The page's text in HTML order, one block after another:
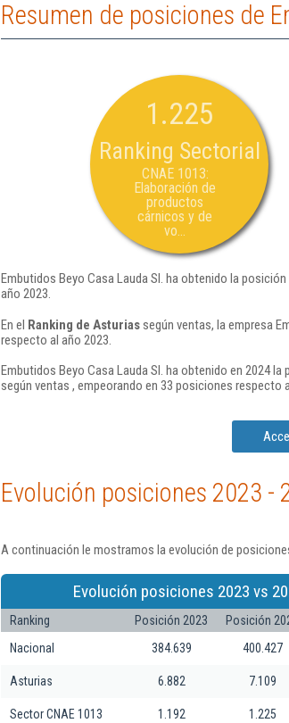
Resumen de posiciones de
1.225
Ranking Sectorial
CNAE 1013:
Elaboración de
productos
cárnicos y de
vo...
Embutidos Beyo Casa Lauda Sl. ha obtenido la posición
año 2023.
En el Ranking de Asturiassegún ventas, la empresa
respecto al año 2023.
Embutidos Beyo Casa Lauda Sl. ha obtenido en 2024 la
según ventas , empeorando en 33 posiciones respecto
Evolución posiciones 2023 -
A continuación le mostramos la evolución de
Evolución posiciones 2023 vs
Ranking Posición 2023 Posición
Nacional
384.639 400.427
Asturias 6.882 7.109
Sector CNAE 1013 1.192 1.225